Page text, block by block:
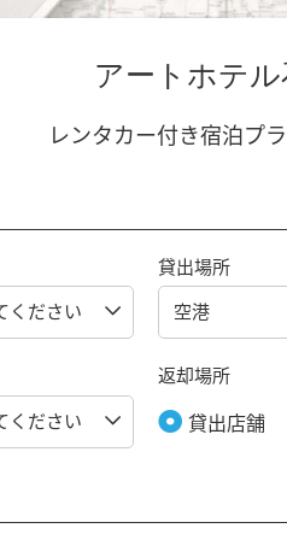
アートホテル
レンタカー付き宿泊プ
貸出場所
返却場所
貸出店舗